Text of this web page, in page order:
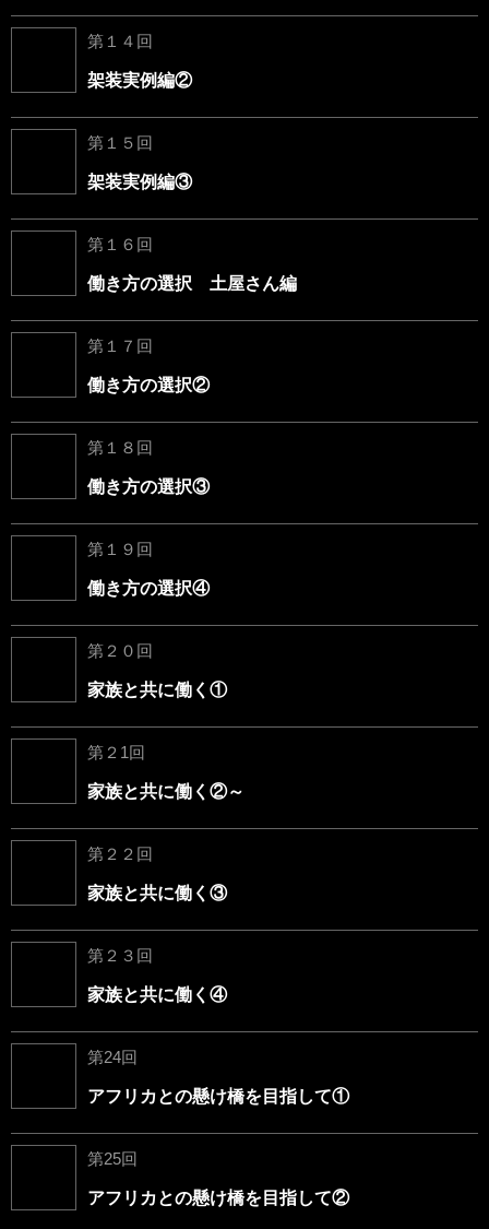
第１４回
架装実例編②
第１５回
架装実例編③
第１６回
働き方の選択 土屋さん編
第１７回
働き方の選択②
第１８回
働き方の選択③
第１９回
働き方の選択④
第２０回
家族と共に働く①
第２1回
家族と共に働く②～
第２２回
家族と共に働く③
第２３回
家族と共に働く④
第24回
アフリカとの懸け橋を目指して①
第25回
アフリカとの懸け橋を目指して②